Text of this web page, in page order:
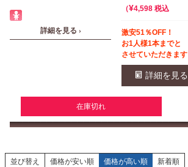
詳細を見る ›
¥4,598 税込
激安51％OFF！
お1人様1本までと
させていただきます
詳細を見る
在庫切れ
並び替え 価格が安い順 価格が高い順 新着順